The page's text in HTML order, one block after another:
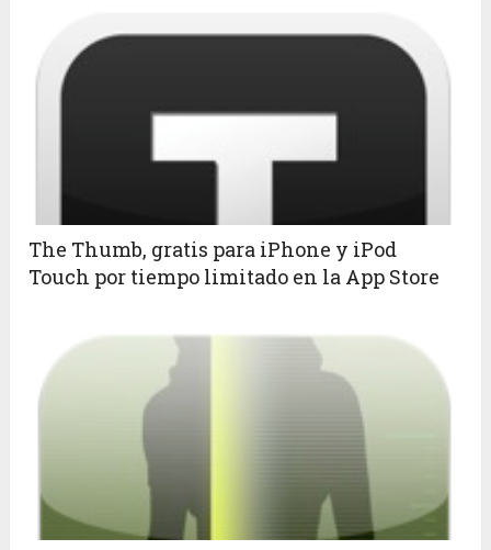
The Thumb, gratis para iPhone y iPod
Touch por tiempo limitado en la App Store